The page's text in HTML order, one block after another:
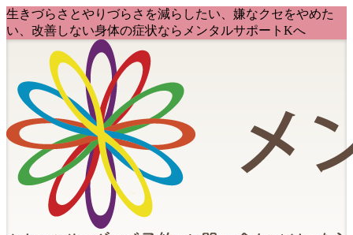
生きづらさとやりづらさを減らしたい、嫌なクセをやめた
い、改善しない身体の症状ならメンタルサポートKへ